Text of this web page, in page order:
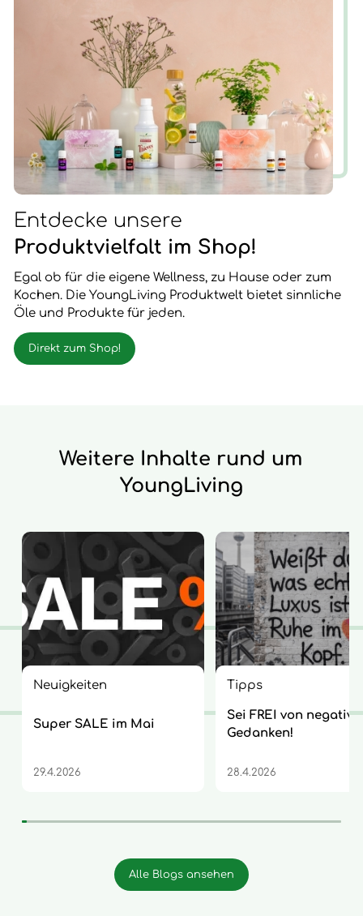
Entdecke unsere
Produktvielfalt im Shop!
Egal ob für die eigene Wellness, zu Hause oder zum
Kochen. Die YoungLiving Produktwelt bietet sinnliche
Öle und Produkte für jeden.
Direkt zum Shop!
Weitere Inhalte rund um
YoungLiving
Neuigkeiten
Super SALE im Mai
29.4.2026
Tipps
Sei FREI von
Gedanken!
28.4.2026
Alle Blogs ansehen